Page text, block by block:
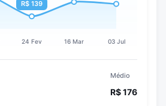
Médio
R$ 176